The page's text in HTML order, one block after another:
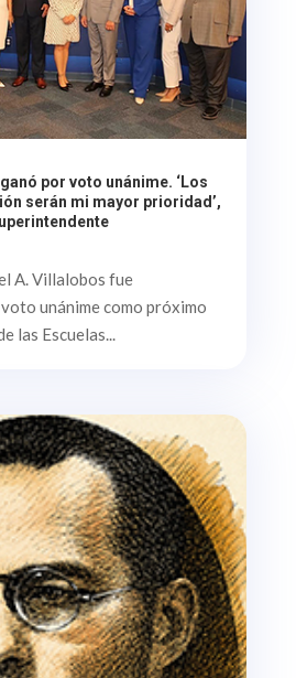
por voto unánime. ‘Los
serán mi mayor prioridad’,
A. Villalobos fue
unánime como próximo
las Escuelas...